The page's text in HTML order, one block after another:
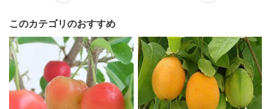
このカテゴリのおすすめ